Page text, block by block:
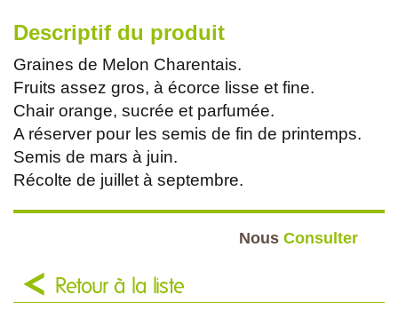
Descriptif du produit
Graines de Melon Charentais.
Fruits assez gros, à écorce lisse et fine.
Chair orange, sucrée et parfumée.
A réserver pour les semis de fin de printemps.
Semis de mars à juin.
Récolte de juillet à septembre.
Nous Consulter
Retour à la liste